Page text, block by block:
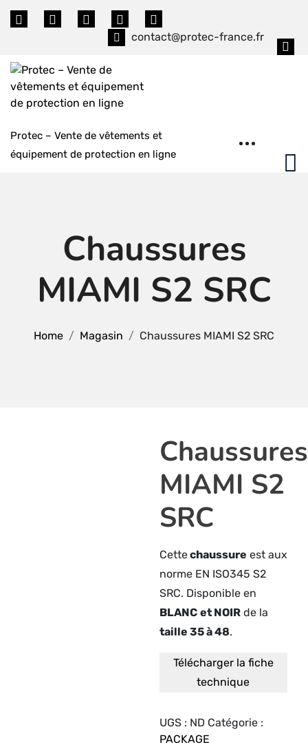
Skip
contact@protec-france.fr
Protec – Vente de vêtements et
équipement de protection en ligne
Chaussures
MIAMI S2 SRC
Home Magasin Chaussures MIAMI S2 SRC
Chaussures
MIAMI S2
SRC
Cettechaussure est aux
norme EN ISO345 S2
SRC. Disponible en
BLANC et NOIRde la
taille 35 à 48.
Télécharger la fiche
technique
UGS : ND Catégorie :
PACKAGE